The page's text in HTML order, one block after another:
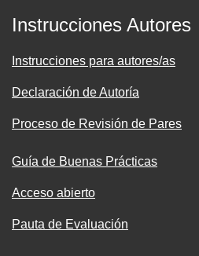
Instrucciones Autores
Instrucciones para autores/as
Declaración de Autoría
Proceso de Revisión de Pares
Guía de Buenas Prácticas
Acceso abierto
Pauta de Evaluación